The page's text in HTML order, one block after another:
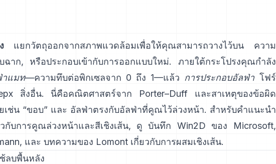
แยกวัตถุออกจากสภาพแวดล้อมเพื่อให้คุณสามารถวางไว้บน ความ
ฉาก, หรือประกอบเข้ากับการออกแบบใหม่. ภายใต้กระโปรงคุณกำลัง
แมท—ความทึบต่อพิกเซลจาก 0 ถึง 1—แล้ว การประกอบอัลฟ่าโฟร์
สิ่งอื่น. นี่คือคณิตศาสตร์จาก Porter–Duffและสาเหตุของข้อผิด
ช่น “ขอบ” และ อัลฟ่าตรงกับอัลฟ่าที่คูณไว้ล่วงหน้า. สำหรับคำแนะนำ
กับการคูณล่วงหน้าและสีเชิงเส้น, ดู บันทึก Win2D ของ Microsoft,
, และ บทความของ Lomont เกี่ยวกับการผสมเชิงเส้น.
ลบพื้นหลัง